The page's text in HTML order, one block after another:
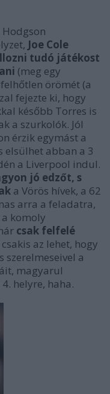
Hodgson
Joe Cole
tudó játékost
(meg egy
örömét (a
fejezte ki, hogy
később Torres is
a szurkolók. Jól
érzik egymást a
elsülhet abban a 3
a Liverpool indul.
jó edzőt, s
a Vörös hívek, a 62
arra a feladatra,
komoly
csak felfelé
az lehet, hogy
szerelmeseivel a
magyarul
helyre, haha.